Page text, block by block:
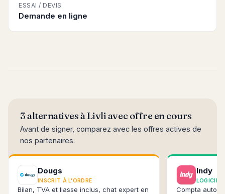
ESSAI / DEVIS
Demande en ligne
3 alternatives à Livli avec offre en cours
Avant de signer, comparez avec les offres actives de
nos partenaires.
Dougs
INSCRIT À L'ORDRE
Bilan, TVA et liasse inclus, chat expert en
Indy
LOGICIEL
Compta